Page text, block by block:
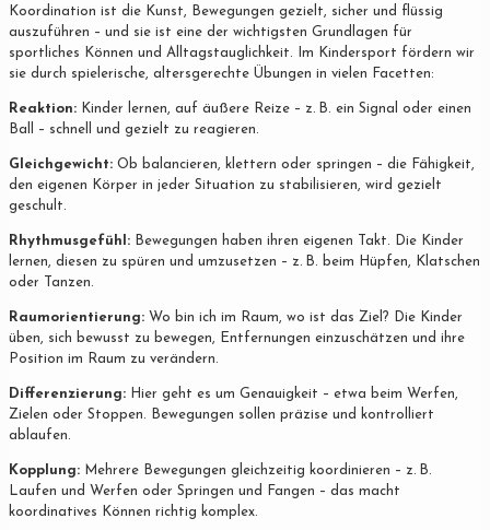
Koordination ist die Kunst, Bewegungen gezielt, sicher und flüssig
auszuführen – und sie ist eine der wichtigsten Grundlagen für
sportliches Können und Alltagstauglichkeit. Im Kindersport fördern wir
sie durch spielerische, altersgerechte Übungen in vielen Facetten:
Reaktion: Kinder lernen, auf äußere Reize – z. B. ein Signal oder einen
Ball – schnell und gezielt zu reagieren.
Gleichgewicht: Ob balancieren, klettern oder springen – die Fähigkeit,
den eigenen Körper in jeder Situation zu stabilisieren, wird gezielt
geschult.
Rhythmusgefühl: Bewegungen haben ihren eigenen Takt. Die Kinder
lernen, diesen zu spüren und umzusetzen – z. B. beim Hüpfen, Klatschen
oder Tanzen.
Raumorientierung: Wo bin ich im Raum, wo ist das Ziel? Die Kinder
üben, sich bewusst zu bewegen, Entfernungen einzuschätzen und ihre
Position im Raum zu verändern.
Differenzierung: Hier geht es um Genauigkeit – etwa beim Werfen,
Zielen oder Stoppen. Bewegungen sollen präzise und kontrolliert
ablaufen.
Kopplung: Mehrere Bewegungen gleichzeitig koordinieren – z. B.
Laufen und Werfen oder Springen und Fangen – das macht
koordinatives Können richtig komplex.